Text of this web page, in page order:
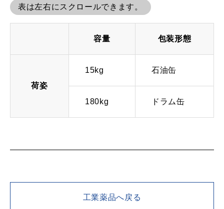
表は左右にスクロールできます。
容量 包装形態
荷姿
15kg 石油缶
180kg ドラム缶
工業薬品へ戻る